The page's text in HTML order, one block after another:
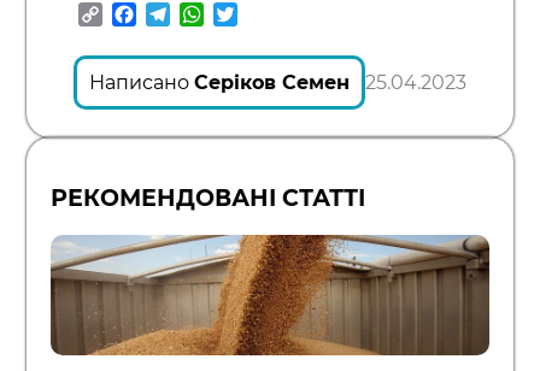
CopyFacebook
TelegramWhatsApp
Написано Серіков Семен 25.04.2023
РЕКОМЕНДОВАНІ СТАТТІ